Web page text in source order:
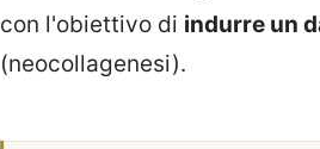
con l'obiettivo di indurre un
(neocollagenesi).